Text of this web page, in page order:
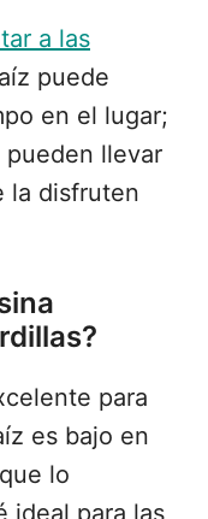
a las
puede
en el lugar;
pueden llevar
la disfruten
para
es bajo en
lo